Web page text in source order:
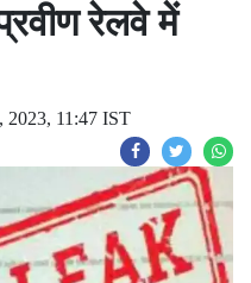
रेलवे में
2023, 11:47 IST